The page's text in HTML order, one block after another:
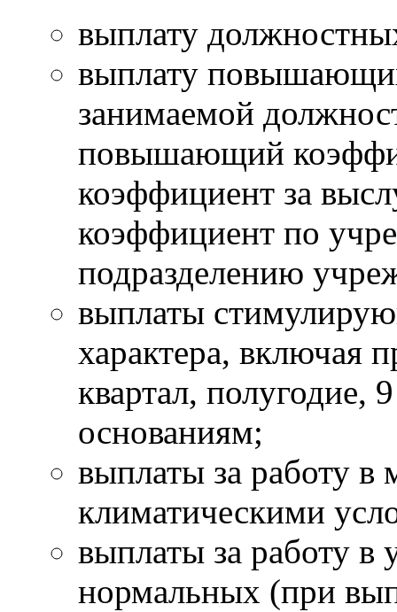
выплату
выплату
занимаемой
повышающий
коэффициент за
коэффициент по
подразделению
выплаты
характера, включая
квартал, полугодие,
основаниям;
выплаты за работу в
климатическими
выплаты за работу в
нормальных (при